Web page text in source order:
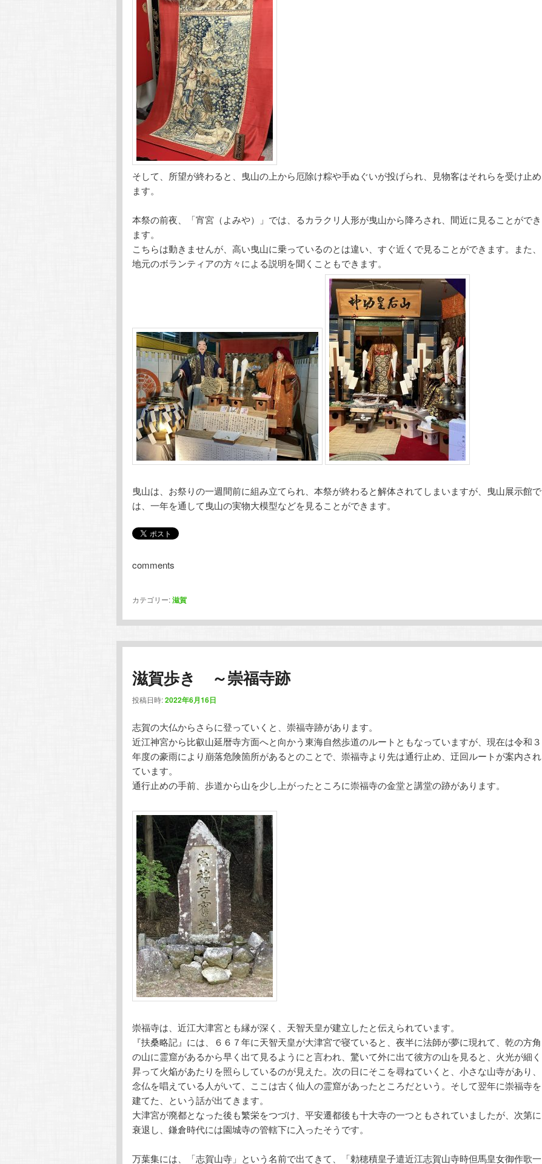
そして、所望が終わると、曳山の上から厄除け粽や手ぬぐいが投げられ、見物客はそれらを受け止め
ます。
本祭の前夜、「宵宮（よみや）」では、るカラクリ人形が曳山から降ろされ、間近に見ることができ
ます。
こちらは動きませんが、高い曳山に乗っているのとは違い、すぐ近くで見ることができます。また、
地元のボランティアの方々による説明を聞くこともできます。
曳山は、お祭りの一週間前に組み立てられ、本祭が終わると解体されてしまいますが、曳山展示館で
は、一年を通して曳山の実物大模型などを見ることができます。
comments
カテゴリー:滋賀
滋賀歩き ～崇福寺跡
投稿日時:2022年6月16日
志賀の大仏からさらに登っていくと、崇福寺跡があります。
近江神宮から比叡山延暦寺方面へと向かう東海自然歩道のルートともなっていますが、現在は令和３
年度の豪雨により崩落危険箇所があるとのことで、崇福寺より先は通行止め、迂回ルートが案内され
ています。
通行止めの手前、歩道から山を少し上がったところに崇福寺の金堂と講堂の跡があります。
崇福寺は、近江大津宮とも縁が深く、天智天皇が建立したと伝えられています。
『扶桑略記』には、６６７年に天智天皇が大津宮で寝ていると、夜半に法師が夢に現れて、乾の方角
の山に霊窟があるから早く出て見るようにと言われ、驚いて外に出て彼方の山を見ると、火光が細く
昇って火焔があたりを照らしているのが見えた。次の日にそこを尋ねていくと、小さな山寺があり、
念仏を唱えている人がいて、ここは古く仙人の霊窟があったところだという。そして翌年に崇福寺を
建てた、という話が出てきます。
大津宮が廃都となった後も繁栄をつづけ、平安遷都後も十大寺の一つともされていましたが、次第に
衰退し、鎌倉時代には園城寺の管轄下に入ったそうです。
万葉集には、「志賀山寺」という名前で出てきて、「勅穂積皇子遣近江志賀山寺時但馬皇女御作歌一